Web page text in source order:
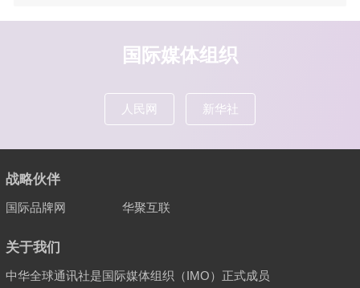
国际媒体组织
人民网 新华社
战略伙伴
国际品牌网 华聚互联
关于我们
中华全球通讯社是国际媒体组织（IMO）正式成员